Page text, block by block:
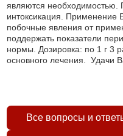
являются
интоксикация. Применение
побочные явления от
поддержать показатели
нормы. Дозировка: по 1 г 3
основного лечения. Удачи
Все вопросы и